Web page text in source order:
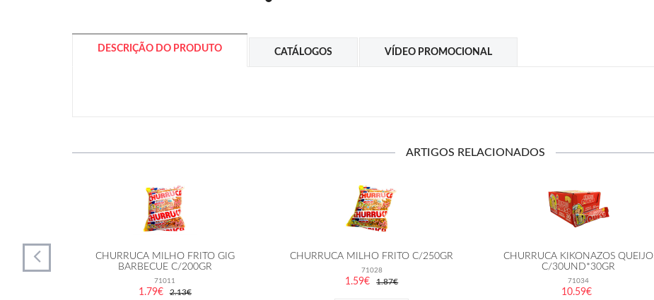
DESCRIÇÃO DO PRODUTO CATÁLOGOS VÍDEO PROMOCIONAL
ARTIGOS RELACIONADOS
C/50UND
CHURRUCA MILHO FRITO GIG
BARBECUE C/200GR
71011
1.79€ 2.13€
CHURRUCA MILHO FRITO C/250GR
71028
1.59€ 1.87€
CHURRUCA KIKONAZOS QUEIJO
C/30UND*30GR
71034
10.59€